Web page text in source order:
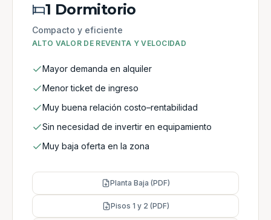
1 Dormitorio
Compacto y eficiente
ALTO VALOR DE REVENTA Y VELOCIDAD
Mayor demanda en alquiler
Menor ticket de ingreso
Muy buena relación costo–rentabilidad
Sin necesidad de invertir en equipamiento
Muy baja oferta en la zona
Planta Baja (PDF)
Pisos 1 y 2 (PDF)